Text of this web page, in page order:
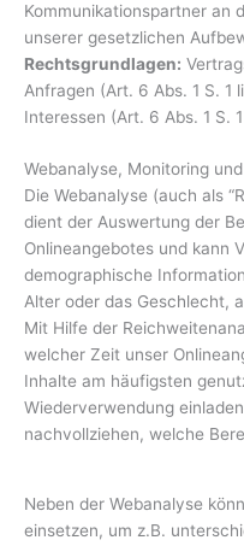
Kommunikationspartner an
unserer gesetzlichen
Rechtsgrundlagen:
Anfragen (Art. 6 Abs. 1 S. 1
Interessen (Art. 6 Abs. 1 S.
Webanalyse, Monitoring
Die Webanalyse (auch als
dient der Auswertung der
Onlineangebotes und kann
demographische
Alter oder das Geschlecht,
Mit Hilfe der
welcher Zeit unser
Inhalte am häufigsten
Wiederverwendung
nachvollziehen, welche
Neben der Webanalyse
einsetzen, um z.B.